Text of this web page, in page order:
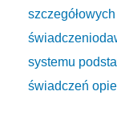
systemu
świadczeń